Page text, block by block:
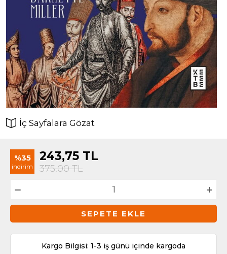
İç Sayfalara Gözat
%35
indirim
243,75 TL
375,00TL
SEPETE EKLE
Kargo Bilgisi: 1-3 iş günü içinde kargoda